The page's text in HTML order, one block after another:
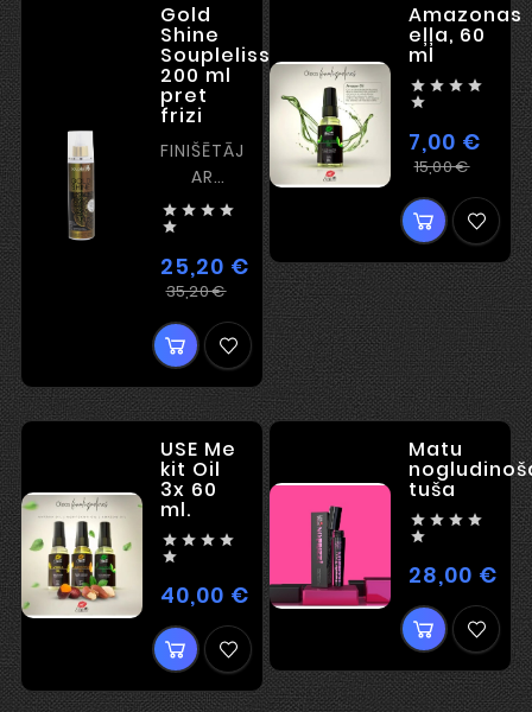
Gold
Shine
Soupleliss
200 ml
pret
frizi
FINIŠĒTĀJS
AR
AIZSARGPLĒVĪTES
EFEKTU
   

25,20 €
35,20 €
Ierastā
cena
Cena
Amazonas
eļļa, 60
ml
   

7,00 €
15,00 €
cena
Cena
USE Me
kit Oil
3x 60
ml.
   

40,00 €Cena
Matu
tuša
   

28,00 €